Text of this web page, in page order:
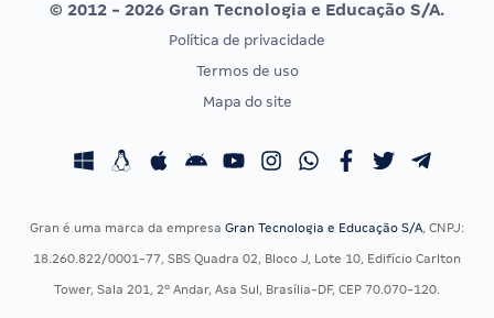
Vunesp
CONCURSOS POR PROFISSÃO
Concursos Fiscais
Concursos Saúde
EXAME DE ORDEM
Calendário OAB
© 2012 - 2026 Gran Tecnologia e Educação S/A.
Política de privacidade
Termos de uso
Mapa do site
Gran é uma marca da empresa Gran Tecnologia e Educação S/A, CNPJ:
18.260.822/0001-77, SBS Quadra 02, Bloco J, Lote 10, Edifício Carlton
Tower, Sala 201, 2º Andar, Asa Sul, Brasília-DF, CEP 70.070-120.